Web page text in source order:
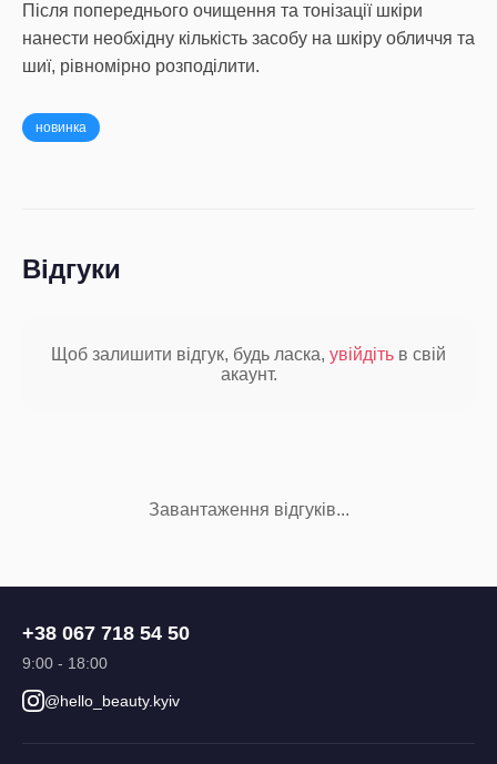
Після попереднього очищення та тонізації шкіри
нанести необхідну кількість засобу на шкіру обличчя та
шиї, рівномірно розподілити.
новинка
Відгуки
Щоб залишити відгук, будь ласка, увійдіть в свій
акаунт.
Завантаження відгуків...
+38 067 718 54 50
9:00 - 18:00
@hello_beauty.kyiv